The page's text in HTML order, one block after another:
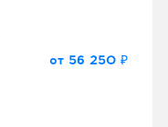
от 56 250 ₽